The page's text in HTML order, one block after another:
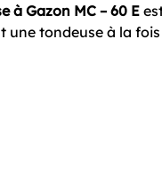
à Gazon MC – 60 E
une tondeuse à la fois